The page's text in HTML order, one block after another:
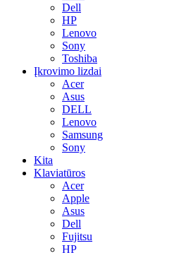
Dell
HP
Lenovo
Sony
Toshiba
Įkrovimo lizdai
Acer
Asus
DELL
Lenovo
Samsung
Sony
Kita
Klaviatūros
Acer
Apple
Asus
Dell
Fujitsu
HP